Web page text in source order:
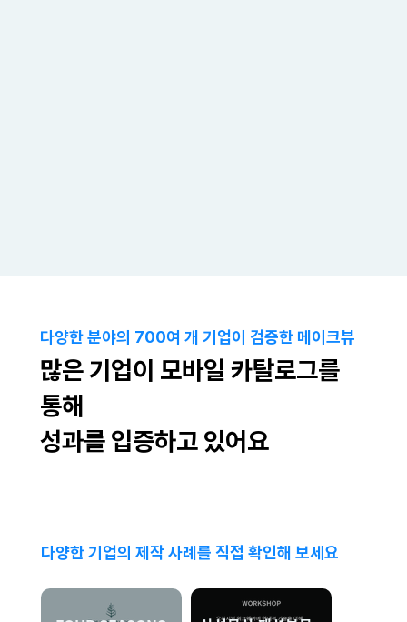
다양한 분야의 700여 개 기업이 검증한 메이크뷰
많은 기업이 모바일 카탈로그를
통해
​성과를 입증하고 있어요
다양한 기업의 제작 사례를 직접 확인해 보세요